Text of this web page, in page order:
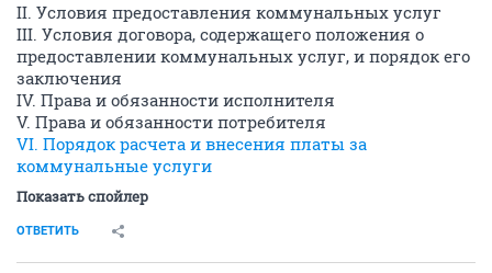
II. Условия предоставления коммунальных услуг
III. Условия договора, содержащего положения о
предоставлении коммунальных услуг, и порядок его
заключения
IV. Права и обязанности исполнителя
V. Права и обязанности потребителя
VI. Порядок расчета и внесения платы за
коммунальные услуги
Показать спойлер
ОТВЕТИТЬ